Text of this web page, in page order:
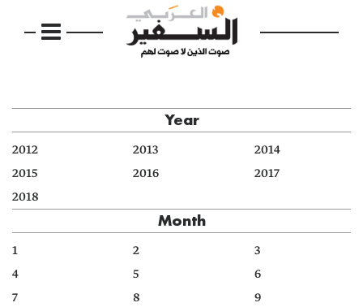
Year
2012 2013
2014
2015
2016
2017
2018
Month
1 2
3
4
5
6
7
8
9